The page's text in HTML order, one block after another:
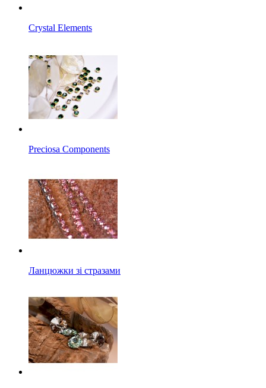
Crystal Elements
Preciosa Components
Ланцюжки зі стразами